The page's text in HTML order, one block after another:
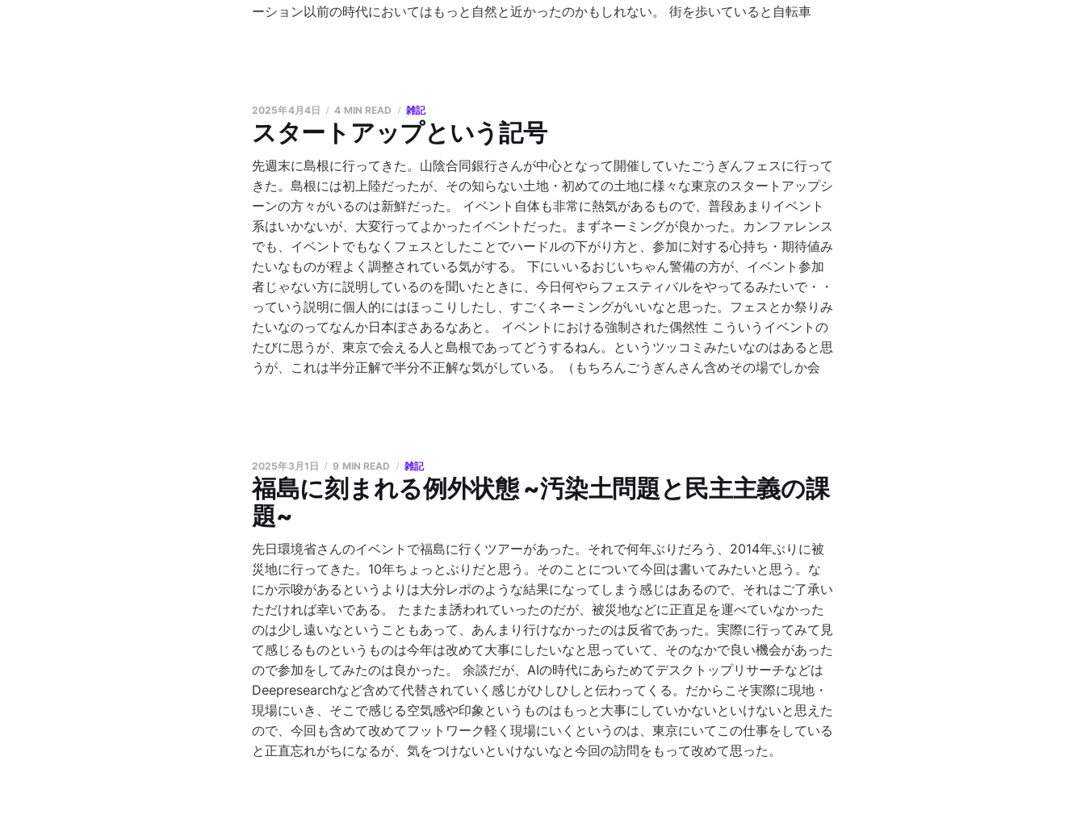
ーション以前の時代においてはもっと自然と近かったのかもしれない。 街を歩いていると自転車
スタートアップという記号
2025年4月4日 4 MIN READ 雑記
先週末に島根に行ってきた。山陰合同銀行さんが中心となって開催していたごうぎんフェスに行って
きた。島根には初上陸だったが、その知らない土地・初めての土地に様々な東京のスタートアップシ
ーンの方々がいるのは新鮮だった。 イベント自体も非常に熱気があるもので、普段あまりイベント
系はいかないが、大変行ってよかったイベントだった。まずネーミングが良かった。カンファレンス
でも、イベントでもなくフェスとしたことでハードルの下がり方と、参加に対する心持ち・期待値み
たいなものが程よく調整されている気がする。 下にいいるおじいちゃん警備の方が、イベント参加
者じゃない方に説明しているのを聞いたときに、今日何やらフェスティバルをやってるみたいで・・
っていう説明に個人的にはほっこりしたし、すごくネーミングがいいなと思った。フェスとか祭りみ
たいなのってなんか日本ぽさあるなあと。 イベントにおける強制された偶然性 こういうイベントの
たびに思うが、東京で会える人と島根であってどうするねん。というツッコミみたいなのはあると思
うが、これは半分正解で半分不正解な気がしている。（もちろんごうぎんさん含めその場でしか会
福島に刻まれる例外状態 ~汚染土問題と民主主義の課
題~
2025年3月1日 9 MIN READ 雑記
先日環境省さんのイベントで福島に行くツアーがあった。それで何年ぶりだろう、2014年ぶりに被
災地に行ってきた。10年ちょっとぶりだと思う。そのことについて今回は書いてみたいと思う。な
にか示唆があるというよりは大分レポのような結果になってしまう感じはあるので、それはご了承い
ただければ幸いである。 たまたま誘われていったのだが、被災地などに正直足を運べていなかった
のは少し遠いなということもあって、あんまり行けなかったのは反省であった。実際に行ってみて見
て感じるものというものは今年は改めて大事にしたいなと思っていて、そのなかで良い機会があった
ので参加をしてみたのは良かった。 余談だが、AIの時代にあらためてデスクトップリサーチなどは
Deepresearchなど含めて代替されていく感じがひしひしと伝わってくる。だからこそ実際に現地・
現場にいき、そこで感じる空気感や印象というものはもっと大事にしていかないといけないと思えた
ので、今回も含めて改めてフットワーク軽く現場にいくというのは、東京にいてこの仕事をしている
と正直忘れがちになるが、気をつけないといけないなと今回の訪問をもって改めて思った。